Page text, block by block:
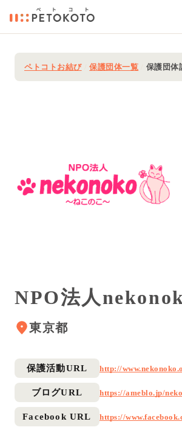
ペトコトお結び 保護団体一覧 保護団体
NPO法人
東京都
保護活動URL http://
ブログURL https://ameblo.jp/
Facebook URL https://